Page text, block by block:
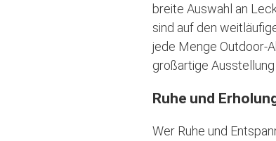
breite Auswahl an
sind auf den
jede Menge Outdoor-
großartige
Ruhe und
Wer Ruhe und